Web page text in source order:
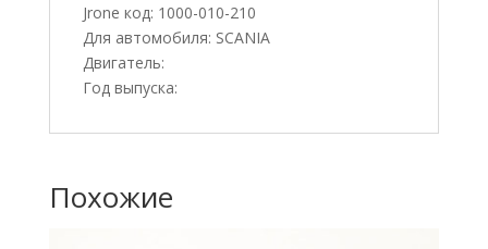
Jrone код: 1000-010-210
Для автомобиля: SCANIA
Двигатель:
Год выпуска:
Похожие